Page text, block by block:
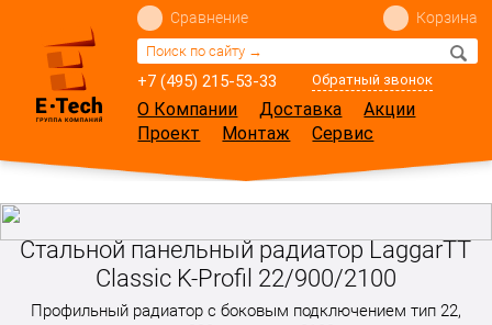
+7 (495) 215-53-33 Обратный звонок
Сравнение Корзина
О Компании Доставка
Акции
Проект
Монтаж Сервис
Стальной панельный радиатор LaggarTT
Classic K-Profil 22/900/2100
Профильный радиатор с боковым подключением тип 22,